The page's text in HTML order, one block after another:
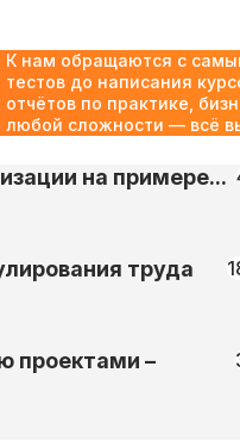
К нам обращаются с
тестов до написания
отчётов по практике,
любой сложности — всё
на примере...
труда
проектами –